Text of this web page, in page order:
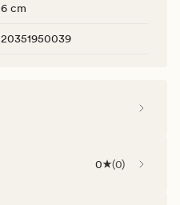
6 cm
20351950039
0 (0)